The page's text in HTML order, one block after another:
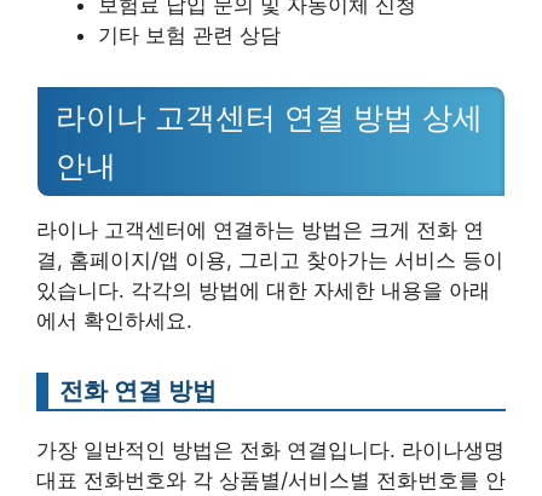
기타 보험 관련 상담
라이나 고객센터 연결 방법 상세
안내
라이나 고객센터에 연결하는 방법은 크게 전화 연
결, 홈페이지/앱 이용, 그리고 찾아가는 서비스 등이
있습니다. 각각의 방법에 대한 자세한 내용을 아래
에서 확인하세요.
전화 연결 방법
가장 일반적인 방법은 전화 연결입니다. 라이나생명
대표 전화번호와 각 상품별/서비스별 전화번호를 안